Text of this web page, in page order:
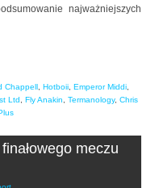
najważniejszych
Chappell , Hotboii, Emperor Middi,
Ltd , Fly Anakin, Termanology, Chris
meczu